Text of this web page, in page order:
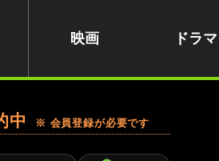
映画 ドラマ
中 ※ 会員登録が必要です